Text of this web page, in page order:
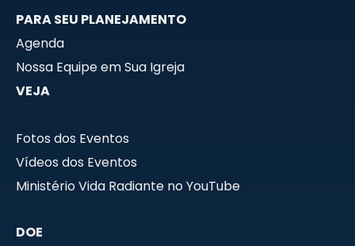
PARA SEU PLANEJAMENTO
Agenda
Nossa Equipe em Sua Igreja
VEJA
Fotos dos Eventos
Vídeos dos Eventos
Ministério Vida Radiante no YouTube
DOE